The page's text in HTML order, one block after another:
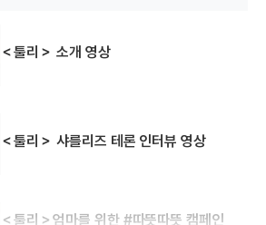
＜툴리＞ 소개 영상
＜툴리＞ 샤를리즈 테론 인터뷰 영상
＜툴리＞엄마를 위한 #따뜻따뜻 캠페인